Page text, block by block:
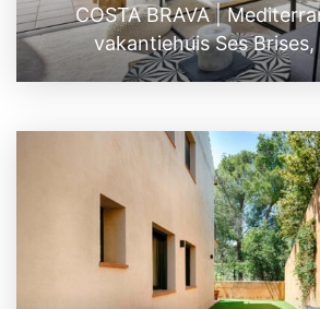
COSTA BRAVA |
vakantiehuis Ses